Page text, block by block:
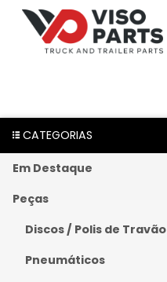
CATEGORIAS
Em Destaque
Peças
Discos / Polis de Travão
Pneumáticos